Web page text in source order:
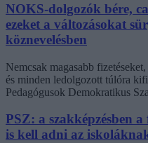
NOKS-dolgozók bére,
ezeket a változásokat
köznevelésben
Nemcsak magasabb
és minden ledolgozott túlóra
Pedagógusok Demokratikus
PSZ: a szakképzésben
is kell adni az